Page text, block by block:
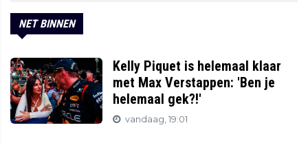
NET BINNEN
Kelly Piquet is helemaal klaar
met Max Verstappen: 'Ben je
helemaal gek?!'
vandaag, 19:01